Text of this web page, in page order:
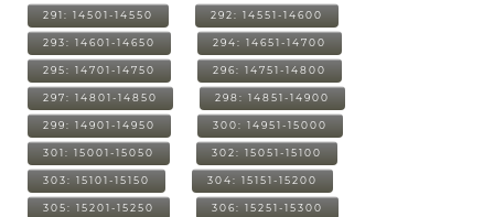
291: 14501-14550 292: 14551-14600
293: 14601-14650 294: 14651-14700
295: 14701-14750 296: 14751-14800
297: 14801-14850 298: 14851-14900
299: 14901-14950 300: 14951-15000
301: 15001-15050 302: 15051-15100
303: 15101-15150 304: 15151-15200
305: 15201-15250 306: 15251-15300